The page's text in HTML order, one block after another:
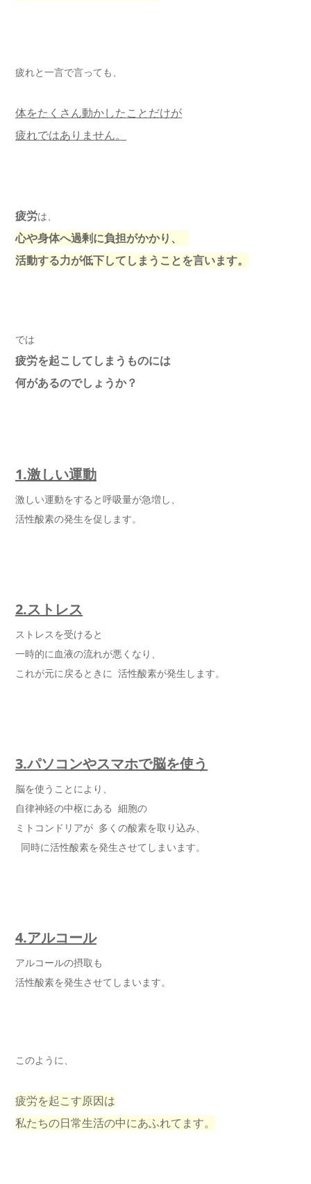
疲れと一言で言っても、
体をたくさん動かしたことだけが
疲れではありません。
疲労は、
心や身体へ過剰に負担がかかり、
活動する力が低下してしまうことを言います。
では
疲労を起こしてしまうものには
何があるのでしょうか？
1.激しい運動
激しい運動をすると呼吸量が急増し、
活性酸素の発生を促します。
2.ストレス
ストレスを受けると
一時的に血液の流れが悪くなり、
これが元に戻るときに 活性酸素が発生します。
3.パソコンやスマホで脳を使う
脳を使うことにより、
自律神経の中枢にある 細胞の
ミトコンドリアが 多くの酸素を取り込み、
同時に活性酸素を発生させてしまいます。
4.アルコール
アルコールの摂取も
活性酸素を発生させてしまいます。
このように、
疲労を起こす原因は
私たちの日常生活の中にあふれてます。